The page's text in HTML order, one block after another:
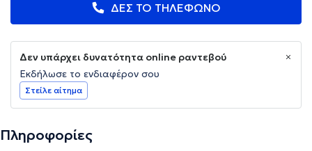
ΔΕΣ ΤΟ ΤΗΛΕΦΩΝΟ
Δεν υπάρχει δυνατότητα online ραντεβού
Εκδήλωσε το ενδιαφέρον σου
Στείλε αίτημα
Πληροφορίες